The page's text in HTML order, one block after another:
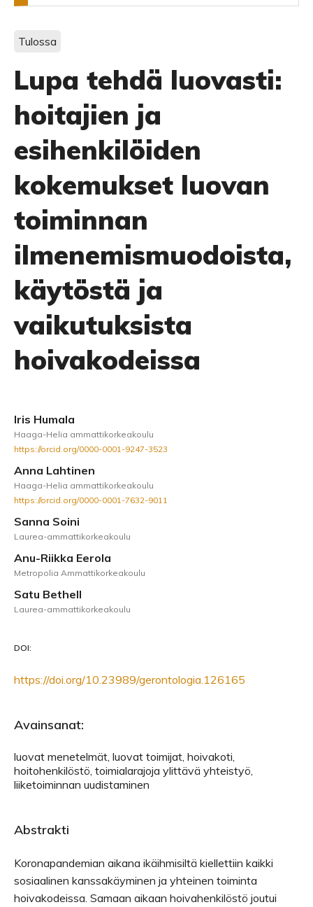
Tulossa
Lupa tehdä luovasti:
hoitajien ja
esihenkilöiden
kokemukset luovan
toiminnan
ilmenemismuodoista,
käytöstä ja
vaikutuksista
hoivakodeissa
Iris Humala
Haaga-Helia ammattikorkeakoulu
https://orcid.org/0000-0001-9247-3523
Anna Lahtinen
Haaga-Helia ammattikorkeakoulu
https://orcid.org/0000-0001-7632-9011
Sanna Soini
Laurea-ammattikorkeakoulu
Anu-Riikka Eerola
Metropolia Ammattikorkeakoulu
Satu Bethell
Laurea-ammattikorkeakoulu
DOI:
https://doi.org/10.23989/gerontologia.126165
Avainsanat:
luovat menetelmät, luovat toimijat, hoivakoti,
hoitohenkilöstö, toimialarajoja ylittävä yhteistyö,
liiketoiminnan uudistaminen
Abstrakti
Koronapandemian aikana ikäihmisiltä kiellettiin kaikki
sosiaalinen kanssakäyminen ja yhteinen toiminta
hoivakodeissa. Samaan aikaan hoivahenkilöstö joutui